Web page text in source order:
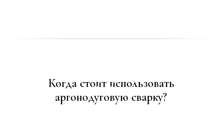
Когда стоит использовать
аргонодуговую сварку?